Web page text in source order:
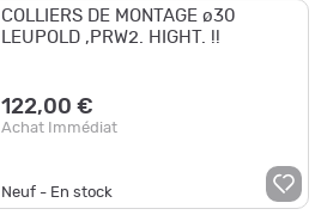
COLLIERS DE MONTAGE ø30
LEUPOLD ,PRW2. HIGHT. !!
122,00 €
Achat Immédiat
Neuf - En stock